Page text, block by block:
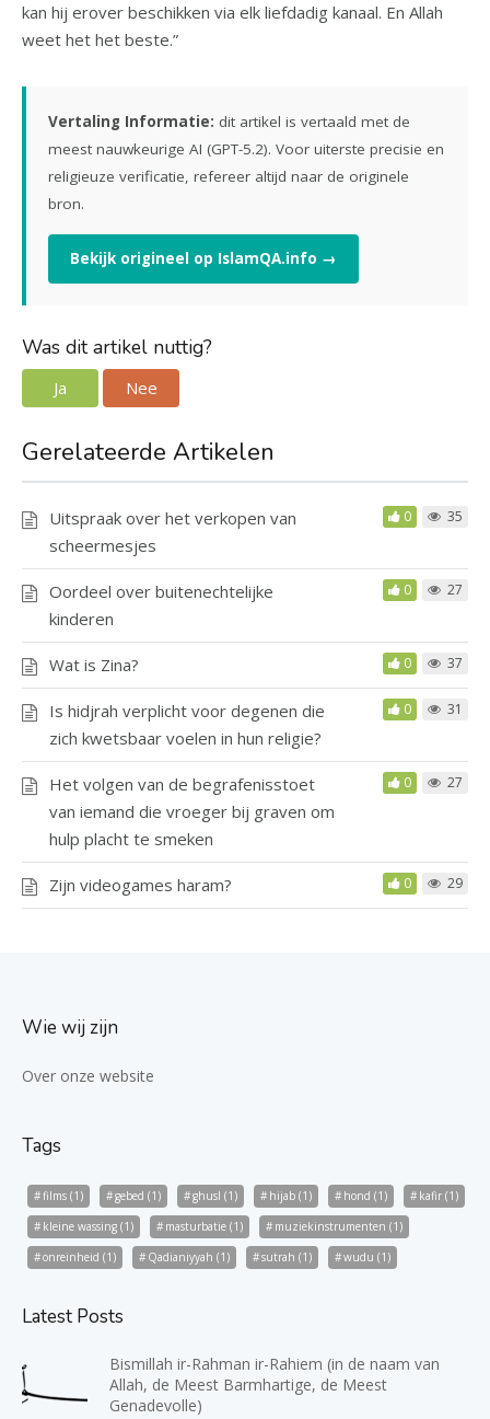
kan hij erover beschikken via elk liefdadig kanaal. En Allah
weet het het beste.”
Vertaling Informatie: dit artikel is vertaald met de
meest nauwkeurige AI (GPT-5.2). Voor uiterste precisie en
religieuze verificatie, refereer altijd naar de originele
bron.
Bekijk origineel op IslamQA.info →
Was dit artikel nuttig?
Ja Nee
Gerelateerde Artikelen
Uitspraak over het verkopen van
scheermesjes
0 35
Oordeel over buitenechtelijke
kinderen
0 27
Wat is Zina? 0 37
Is hidjrah verplicht voor degenen die
zich kwetsbaar voelen in hun religie?
0 31
Het volgen van de begrafenisstoet
van iemand die vroeger bij graven om
hulp placht te smeken
0 27
Zijn videogames haram? 0 29
Wie wij zijn
Over onze website
Tags
films (1) gebed (1) ghusl (1) hijab (1) hond (1) kafir (1)
kleine wassing (1) masturbatie (1) muziekinstrumenten (1)
onreinheid (1) Qadianiyyah (1) sutrah (1) wudu (1)
Latest Posts
Bismillah ir-Rahman ir-Rahiem (in de naam van
Allah, de Meest Barmhartige, de Meest
Genadevolle)